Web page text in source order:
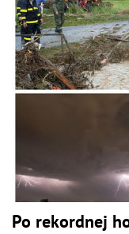
Po rekordnej